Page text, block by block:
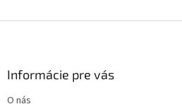
Informácie pre vás
O nás